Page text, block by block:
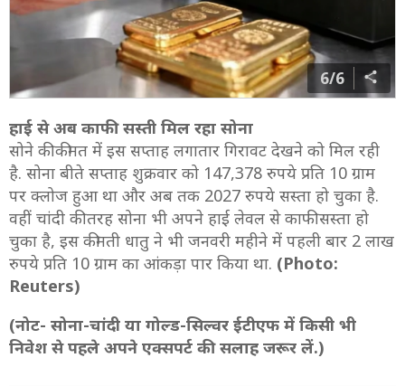
6/6
हाई से अब काफी सस्ती मिल रहा सोना
सोने की कीमत में इस सप्ताह लगातार गिरावट देखने को मिल रही
है. सोना बीते सप्ताह शुक्रवार को 147,378 रुपये प्रति 10 ग्राम
पर क्लोज हुआ था और अब तक 2027 रुपये सस्ता हो चुका है.
वहीं चांदी की तरह सोना भी अपने हाई लेवल से काफी सस्ता हो
चुका है, इस कीमती धातु ने भी जनवरी महीने में पहली बार 2 लाख
रुपये प्रति 10 ग्राम का आंकड़ा पार किया था. (Photo:
Reuters)
(नोट- सोना-चांदी या गोल्ड-सिल्वर ईटीएफ में किसी भी
निवेश से पहले अपने एक्सपर्ट की सलाह जरूर लें.)